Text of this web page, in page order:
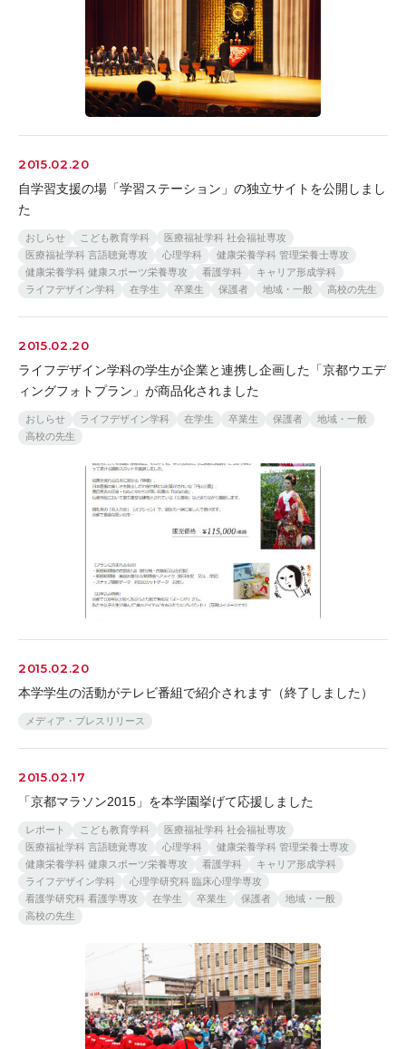
2015.02.20
自学習支援の場「学習ステーション」の独立サイトを公開しまし
た
おしらせ こども教育学科
医療福祉学科 社会福祉専攻
医療福祉学科 言語聴覚専攻
心理学科
健康栄養学科 管理栄養士専攻
健康栄養学科 健康スポーツ栄養専攻
看護学科
キャリア形成学科
ライフデザイン学科
在学生 卒業生 保護者 地域・一般 高校の先生
2015.02.20
ライフデザイン学科の学生が企業と連携し企画した「京都ウエデ
ィングフォトプラン」が商品化されました
おしらせ ライフデザイン学科 在学生 卒業生 保護者
地域・一般
高校の先生
2015.02.20
本学学生の活動がテレビ番組で紹介されます（終了しました）
メディア・プレスリリース
2015.02.17
「京都マラソン2015」を本学園挙げて応援しました
レポート こども教育学科
医療福祉学科 社会福祉専攻
医療福祉学科 言語聴覚専攻
心理学科
健康栄養学科 管理栄養士専攻
健康栄養学科 健康スポーツ栄養専攻
看護学科
キャリア形成学科
ライフデザイン学科
心理学研究科 臨床心理学専攻
看護学研究科 看護学専攻
在学生 卒業生 保護者
地域・一般
高校の先生